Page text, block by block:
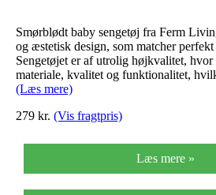
Smørblødt baby sengetøj fra Ferm
og æstetisk design, som matcher
Sengetøjet er af utrolig højkvalitet,
materiale, kvalitet og funktionalitet,
(Læs mere)
279 kr. (Vis fragtpris)
Læs mere »